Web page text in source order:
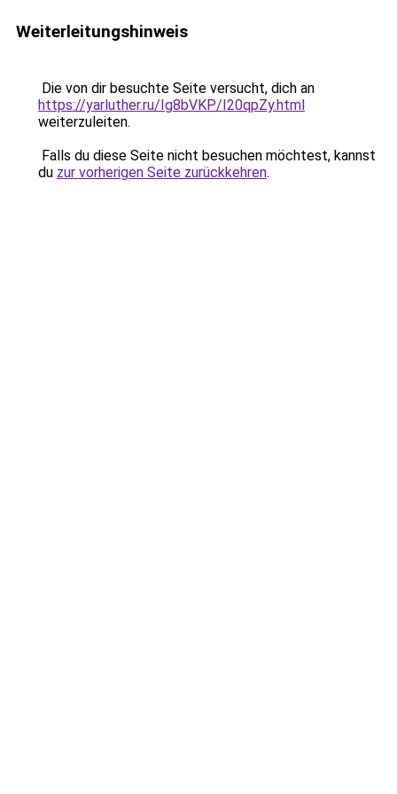
Weiterleitungshinweis
Die von dir besuchte Seite versucht, dich an
https://yarluther.ru/Ig8bVKP/I20qpZy.html
weiterzuleiten.
Falls du diese Seite nicht besuchen möchtest, kannst
du zur vorherigen Seite zurückkehren.